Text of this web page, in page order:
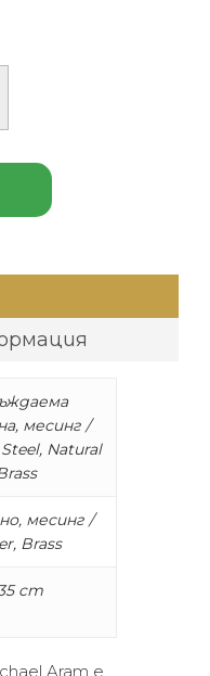
месинг /
Natural
месинг /
Brass
cm
Aram е